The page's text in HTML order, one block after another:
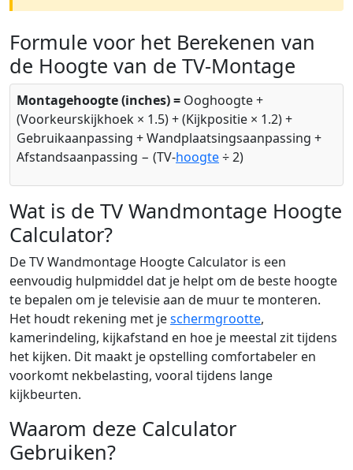
Formule voor het Berekenen van
de Hoogte van de TV-Montage
Montagehoogte (inches) = Ooghoogte +
(Voorkeurskijkhoek × 1.5) + (Kijkpositie × 1.2) +
Gebruikaanpassing + Wandplaatsingsaanpassing +
Afstandsaanpassing − (TV-hoogte÷ 2)
Wat is de TV Wandmontage Hoogte
Calculator?
De TV Wandmontage Hoogte Calculator is een
eenvoudig hulpmiddel dat je helpt om de beste hoogte
te bepalen om je televisie aan de muur te monteren.
Het houdt rekening met jeschermgrootte,
kamerindeling, kijkafstand en hoe je meestal zit tijdens
het kijken. Dit maakt je opstelling comfortabeler en
voorkomt nekbelasting, vooral tijdens lange
kijkbeurten.
Waarom deze Calculator
Gebruiken?